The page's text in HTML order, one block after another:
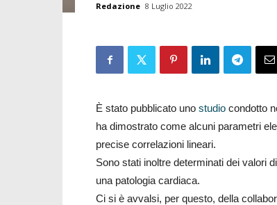
Redazione 8 Luglio 2022
È stato pubblicato uno studio condotto
ha dimostrato come alcuni parametri
precise correlazioni lineari.
Sono stati inoltre determinati dei valori
una patologia cardiaca.
Ci si è avvalsi, per questo, della